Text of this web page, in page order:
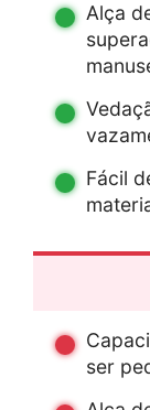
Alça
Fácil
ser